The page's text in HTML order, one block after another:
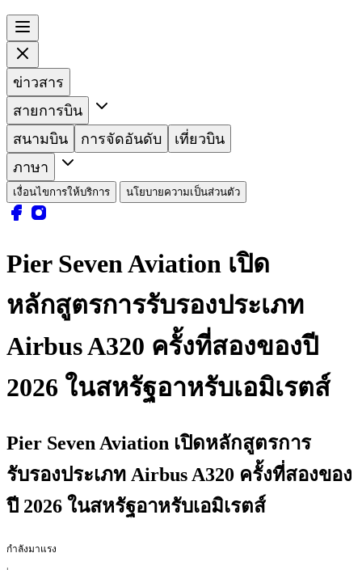
ข่าวสาร
สายการบิน
สนามบิน
การจัดอันดับ
เที่ยวบิน
ภาษา
เงื่อนไขการให้บริการ นโยบายความเป็นส่วนตัว
Pier Seven Aviation เปิด
หลักสูตรการรับรองประเภท
Airbus A320 ครั้งที่สองของปี
2026 ในสหรัฐอาหรับเอมิเรตส์
Pier Seven Aviation เปิดหลักสูตรการ
รับรองประเภท Airbus A320 ครั้งที่สองของ
ปี 2026 ในสหรัฐอาหรับเอมิเรตส์
กำลังมาแรง